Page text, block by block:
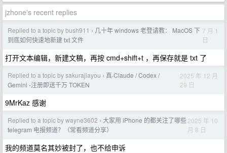
jzhone's recent replies
Replied to a topic by bush911 › 几十年 windows 老登请教： MacOS 下
到底如何快速地新建 txt 文件
7 月 1
日
打开文本编辑，新建文稿，再按 cmd+shift+t ，再保存就是 txt 了
Replied to a topic by sakurajiayou › 真·Claude / Codex /
Gemini -注册即送千万 TOKEN
2025 年 12 月
29 日
9MrKaz 感谢
Replied to a topic by wayne3602 › 大家用 iPhone 的都关注了哪些
telegram 电报频道？（常看频道分享）
2025 年 10
月 8 日
我的频道莫名其妙被封了，也不给申诉